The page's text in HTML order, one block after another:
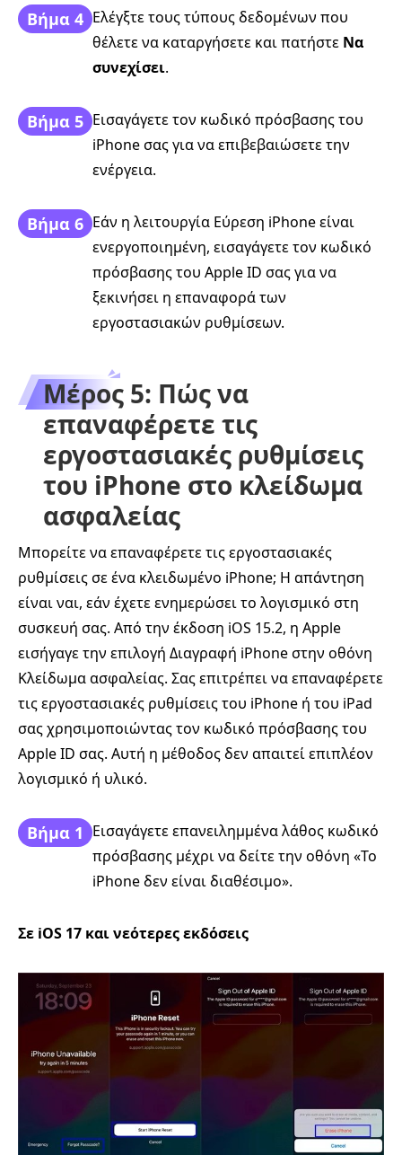
Βήμα 4 Ελέγξτε τους τύπους δεδομένων που
θέλετε να καταργήσετε και πατήστε Να
συνεχίσει.
Βήμα 5 Εισαγάγετε τον κωδικό πρόσβασης του
iPhone σας για να επιβεβαιώσετε την
ενέργεια.
Βήμα 6 Εάν η λειτουργία Εύρεση iPhone είναι
ενεργοποιημένη, εισαγάγετε τον κωδικό
πρόσβασης του Apple ID σας για να
ξεκινήσει η επαναφορά των
εργοστασιακών ρυθμίσεων.
Μέρος 5: Πώς να
επαναφέρετε τις
εργοστασιακές ρυθμίσεις
του iPhone στο κλείδωμα
ασφαλείας
Μπορείτε να επαναφέρετε τις εργοστασιακές
ρυθμίσεις σε ένα κλειδωμένο iPhone; Η απάντηση
είναι ναι, εάν έχετε ενημερώσει το λογισμικό στη
συσκευή σας. Από την έκδοση iOS 15.2, η Apple
εισήγαγε την επιλογή Διαγραφή iPhone στην οθόνη
Κλείδωμα ασφαλείας. Σας επιτρέπει να επαναφέρετε
τις εργοστασιακές ρυθμίσεις του iPhone ή του iPad
σας χρησιμοποιώντας τον κωδικό πρόσβασης του
Apple ID σας. Αυτή η μέθοδος δεν απαιτεί επιπλέον
λογισμικό ή υλικό.
Βήμα 1 Εισαγάγετε επανειλημμένα λάθος κωδικό
πρόσβασης μέχρι να δείτε την οθόνη «Το
iPhone δεν είναι διαθέσιμο».
Σε iOS 17 και νεότερες εκδόσεις